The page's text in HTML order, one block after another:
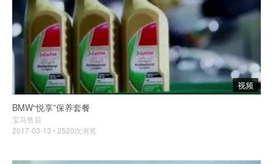
视频
BMW“悦享”保养套餐
宝马售后
2017-03-13 • 2520次浏览